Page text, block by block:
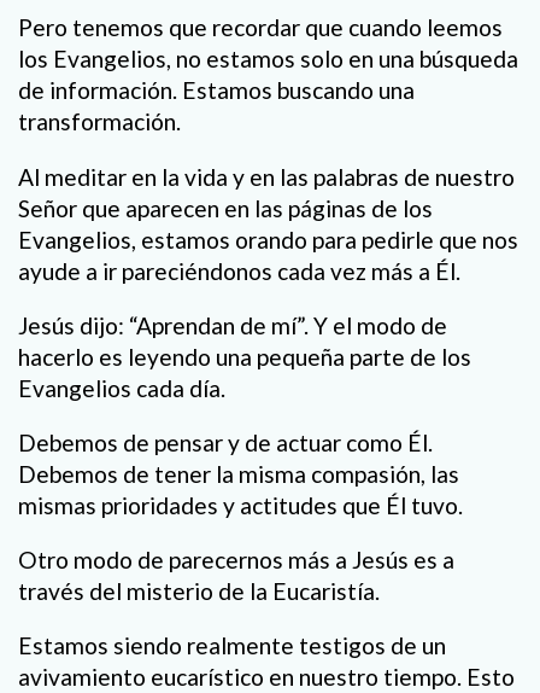
Pero tenemos que recordar que cuando leemos
los Evangelios, no estamos solo en una búsqueda
de información. Estamos buscando una
transformación.
Al meditar en la vida y en las palabras de nuestro
Señor que aparecen en las páginas de los
Evangelios, estamos orando para pedirle que nos
ayude a ir pareciéndonos cada vez más a Él.
Jesús dijo: “Aprendan de mí”. Y el modo de
hacerlo es leyendo una pequeña parte de los
Evangelios cada día.
Debemos de pensar y de actuar como Él.
Debemos de tener la misma compasión, las
mismas prioridades y actitudes que Él tuvo.
Otro modo de parecernos más a Jesús es a
través del misterio de la Eucaristía.
Estamos siendo realmente testigos de un
avivamiento eucarístico en nuestro tiempo. Esto